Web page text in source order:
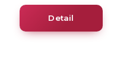
Detail